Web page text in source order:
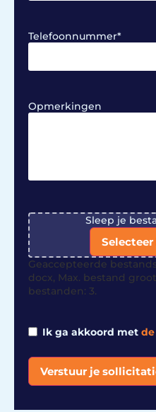
Telefoonnummer*
Opmerkingen
File Sleep je
Geaccepteerde
docx, Max. bestand
bestanden: 3.
Ik ga akkoord met
Verstuur je